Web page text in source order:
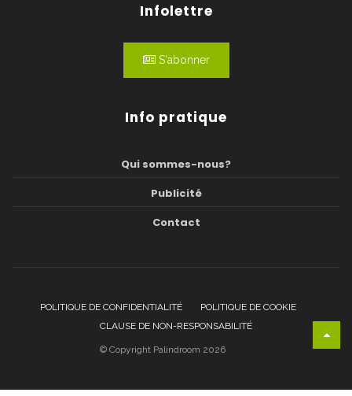
Infolettre
S'abonner
Info pratique
Qui sommes-nous?
Publicité
Contact
POLITIQUE DE CONFIDENTIALITÉ
POLITIQUE DE COOKIE
CLAUSE DE NON-RESPONSABILITÉ
© Copyright Palindroom 2026